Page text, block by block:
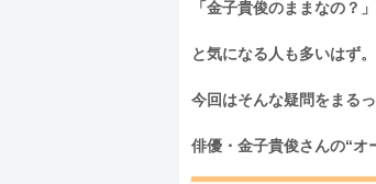
「金子貴俊のままなの？
と気になる人も多いはず。
今回はそんな疑問をまるっ
俳優・金子貴俊さんの“オ